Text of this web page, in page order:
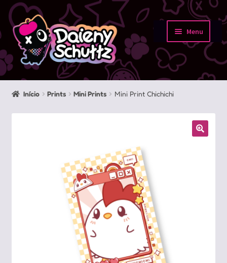
Pular
para
navegação
Pular
para
conteúdo
Menu
Início
Loja
Início Prints Mini Prints Mini Print Chichichi